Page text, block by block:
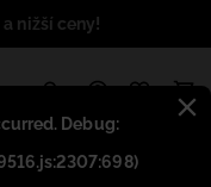
Debug:
nižší ceny!